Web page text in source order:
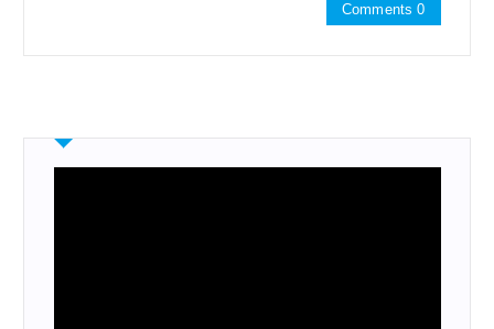
Comments 0